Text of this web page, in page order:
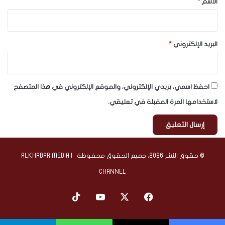
الاسم *
البريد الإلكتروني *
احفظ اسمي، بريدي الإلكتروني، والموقع الإلكتروني في هذا المتصفح
لاستخدامها المرة المقبلة في تعليقي.
© حقوق النشر 2026، جميع الحقوق محفوظة | ALKHABAR MEDIA
CHANNEL
فيسبوك ‫YouTube